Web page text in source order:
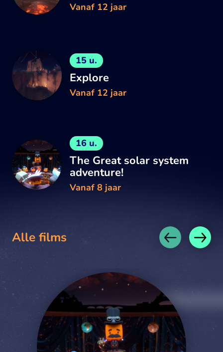
Vanaf 12 jaar
15 u.
Explore
Vanaf 12 jaar
16 u.
The Great solar system
adventure!
Vanaf 8 jaar
Alle films